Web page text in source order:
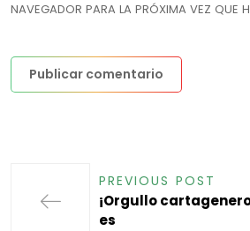
NAVEGADOR PARA LA PRÓXIMA VEZ QUE
PREVIOUS POST
¡Orgullo
es